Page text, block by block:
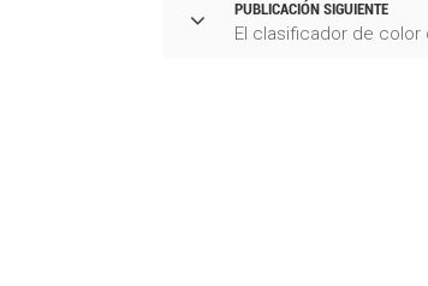
PUBLICACIÓN SIGUIENTE
El clasificador de